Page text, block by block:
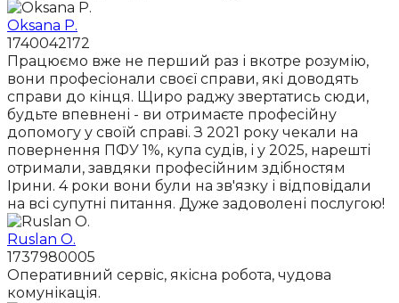
Oksana P.
1740042172
Працюємо вже не перший раз і вкотре розумію,
вони професіонали своєї справи, які доводять
справи до кінця. Щиро раджу звертатись сюди,
будьте впевнені - ви отримаєте професійну
допомогу у своїй справі. З 2021 року чекали на
повернення ПФУ 1%, купа судів, і у 2025, нарешті
отримали, завдяки професійним здібностям
Ірини. 4 роки вони були на зв'язку і відповідали
на всі супутні питання. Дуже задоволені послугою!
Ruslan O.
1737980005
Оперативний сервіс, якісна робота, чудова
комунікація.